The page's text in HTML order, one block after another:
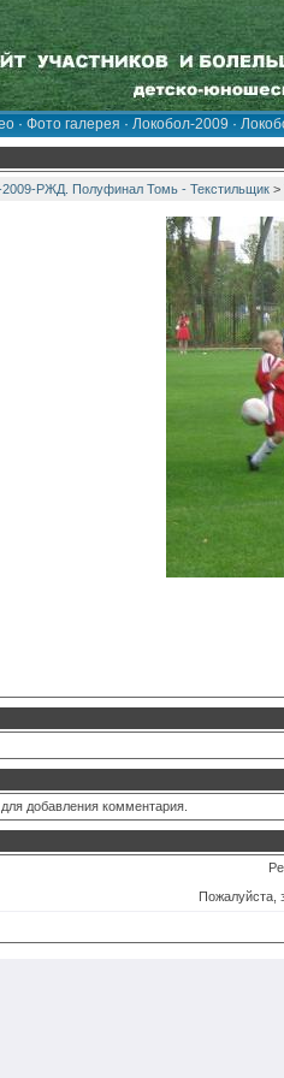
· Фото галерея · Локобол-2009 ·
2009-РЖД. Полуфинал Томь - Текстильщик >
добавления комментария.
Пожалуйста,